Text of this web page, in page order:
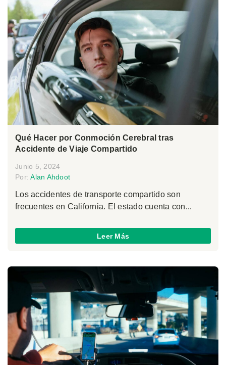
Qué Hacer por Conmoción Cerebral tras
Accidente de Viaje Compartido
Junio 5, 2024
Por:Alan Ahdoot
Los accidentes de transporte compartido son
frecuentes en California. El estado cuenta con...
Leer Más